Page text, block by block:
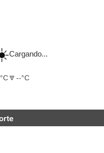
Cargando...
🔽 --°C